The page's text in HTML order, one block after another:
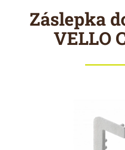
Záslepka
VELLO